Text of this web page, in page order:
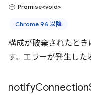
Promise<void>
Chrome 96 以降
構成が破棄されたと
す。エラーが発生した
notifyConnection